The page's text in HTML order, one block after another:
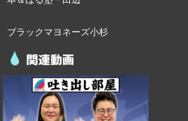
ブラックマヨネーズ小杉
関連動画